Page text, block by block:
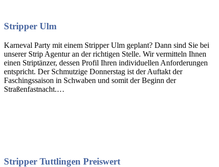
Stripper Ulm
Karneval Party mit einem Stripper Ulm geplant? Dann sind Sie bei
unserer Strip Agentur an der richtigen Stelle. Wir vermitteln Ihnen
einen Striptänzer, dessen Profil Ihren individuellen Anforderungen
entspricht. Der Schmutzige Donnerstag ist der Auftakt der
Faschingssaison in Schwaben und somit der Beginn der
Straßenfastnacht.…
Stripper Tuttlingen Preiswert